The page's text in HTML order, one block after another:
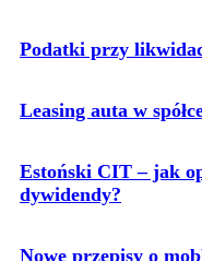
Podatki przy
Leasing auta w
Estoński CIT – jak
dywidendy?
Nowe przepisy o